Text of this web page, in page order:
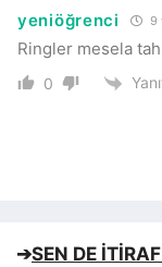
yeniöğrenci 9
Ringler mesela
0
➔SEN DE